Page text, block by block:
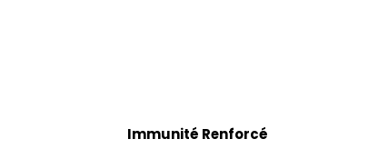
Immunité Renforcé